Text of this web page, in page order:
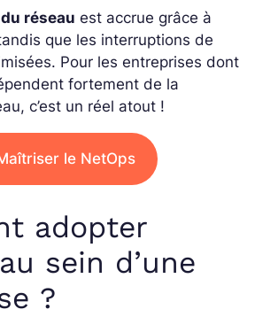
réseau est accrue grâce à
que les interruptions de
Pour les entreprises dont
fortement de la
c’est un réel atout !
le NetOps
adopter
sein d’une
?